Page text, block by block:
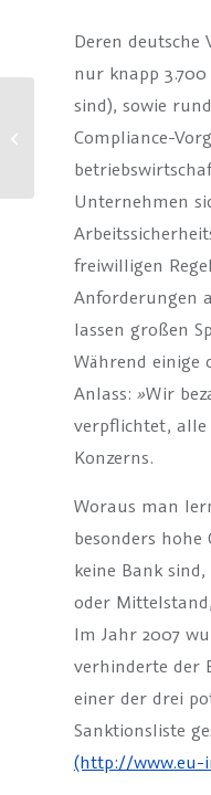
Deren deutsche
nur knapp
sind), sowie
Compliance-
Unternehmen
freiwilligen
Anforderungen
lassen großen
Während einige
Anlass: »Wir
verpflichtet,
Konzerns.
Woraus man
besonders
keine Bank
oder
Im Jahr 2007
verhinderte der
einer der drei
Sanktionsliste
(http://www.eu-
Neues zu unseren